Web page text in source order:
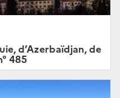
d’Azerbaïdjan, de
485